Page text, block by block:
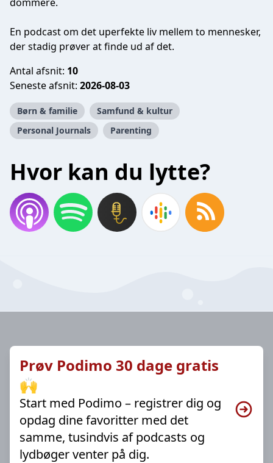
En podcast om det uperfekte liv mellem to mennesker,
der stadig prøver at finde ud af det.
Antal afsnit: 10
Seneste afsnit: 2026-08-03
Børn & familie
Samfund & kultur
Personal Journals
Parenting
Hvor kan du lytte?
Prøv Podimo 30 dage gratis
🙌
Start med Podimo – registrer dig og
opdag dine favoritter med det
samme, tusindvis af podcasts og
lydbøger venter på dig.